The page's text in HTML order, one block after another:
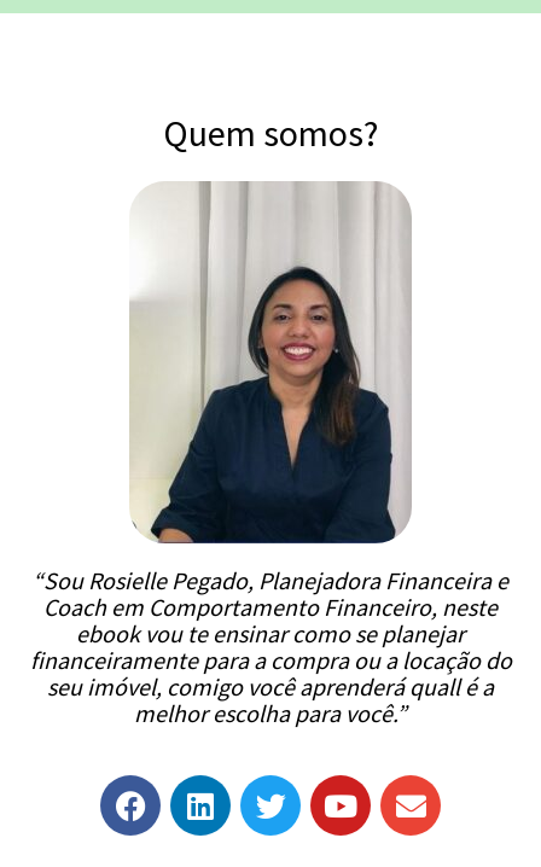
Quem somos?
“Sou Rosielle Pegado, Planejadora Financeira e
Coach em Comportamento Financeiro, neste
ebook vou te ensinar como se planejar
financeiramente para a compra ou a locação do
seu imóvel, comigo você aprenderá quall é a
melhor escolha para você.”
F
a
L
i
T
w
Y
o
E
n